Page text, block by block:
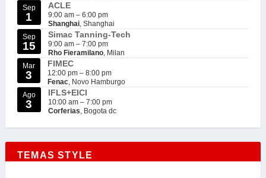
Sep
1
ACLE
9:00 am – 6:00 pm
Shanghai, Shanghai
Sep
15
Simac Tanning-Tech
9:00 am – 7:00 pm
Rho Fieramilano, Milan
Mar
3
FIMEC
12:00 pm – 8:00 pm
Fenac, Novo Hamburgo
Ago
3
IFLS+EICI
10:00 am – 7:00 pm
Corferias, Bogota dc
TEMAS STYLE